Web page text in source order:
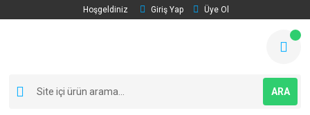
Hoşgeldiniz Giriş Yap Üye Ol
ARA